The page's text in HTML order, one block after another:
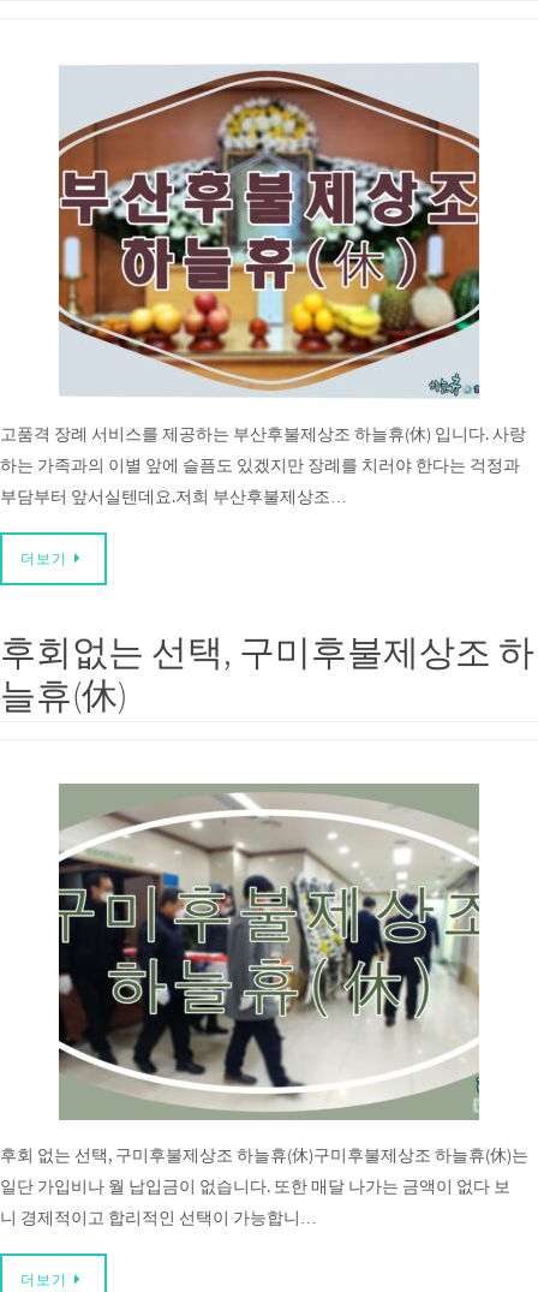
고품격 장례 서비스를 제공하는 부산후불제상조 하늘휴(休) 입니다. 사랑
하는 가족과의 이별 앞에 슬픔도 있겠지만 장례를 치러야 한다는 걱정과
부담부터 앞서실텐데요.저희 부산후불제상조…
더보기
후회없는 선택, 구미후불제상조 하
늘휴(休)
후회 없는 선택, 구미후불제상조 하늘휴(休)구미후불제상조 하늘휴(休)는
일단 가입비나 월 납입금이 없습니다. 또한 매달 나가는 금액이 없다 보
니 경제적이고 합리적인 선택이 가능합니…
더보기